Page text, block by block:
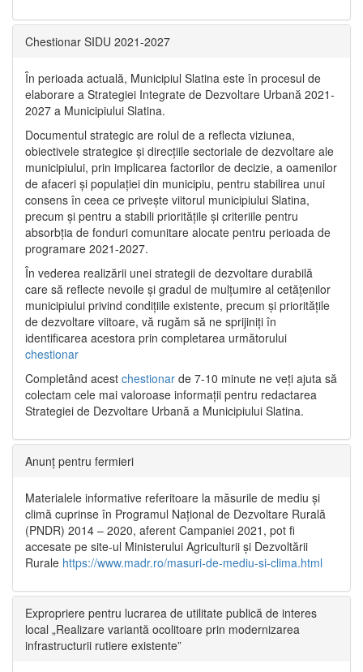
Chestionar SIDU 2021-2027
În perioada actuală, Municipiul Slatina este în procesul de
elaborare a Strategiei Integrate de Dezvoltare Urbană 2021‐
2027 a Municipiului Slatina.
Documentul strategic are rolul de a reflecta viziunea,
obiectivele strategice și direcțiile sectoriale de dezvoltare ale
municipiului, prin implicarea factorilor de decizie, a oamenilor
de afaceri și populației din municipiu, pentru stabilirea unui
consens în ceea ce privește viitorul municipiului Slatina,
precum și pentru a stabili prioritățile și criteriile pentru
absorbția de fonduri comunitare alocate pentru perioada de
programare 2021-2027.
În vederea realizării unei strategii de dezvoltare durabilă
care să reflecte nevoile și gradul de mulțumire al cetățenilor
municipiului privind condițiile existente, precum și prioritățile
de dezvoltare viitoare, vă rugăm să ne sprijiniți în
identificarea acestora prin completarea următorului
chestionar
Completând acest chestionar de 7-10 minute ne veți ajuta să
colectam cele mai valoroase informații pentru redactarea
Strategiei de Dezvoltare Urbană a Municipiului Slatina.
Anunț pentru fermieri
Materialele informative referitoare la măsurile de mediu și
climă cuprinse în Programul Național de Dezvoltare Rurală
(PNDR) 2014 – 2020, aferent Campaniei 2021, pot fi
accesate pe site-ul Ministerului Agriculturii și Dezvoltării
Rurale https://www.madr.ro/masuri-de-mediu-si-clima.html
Expropriere pentru lucrarea de utilitate publică de interes
local „Realizare variantă ocolitoare prin modernizarea
infrastructurii rutiere existente”